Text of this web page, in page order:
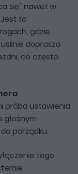
się" nawet w
to
gdzie
doprasza
co często
próba ustawienia
porządku.
tego